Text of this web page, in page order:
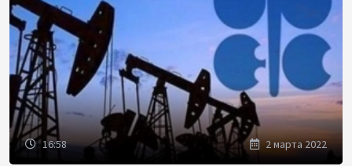
16:58 2 марта 2022